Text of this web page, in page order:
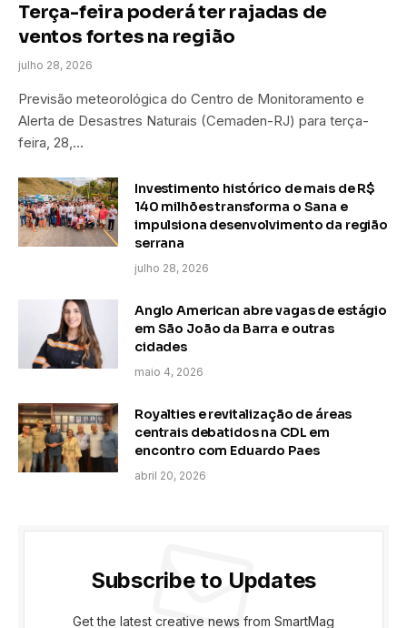
Terça-feira poderá ter rajadas de
ventos fortes na região
julho 28, 2026
Previsão meteorológica do Centro de Monitoramento e
Alerta de Desastres Naturais (Cemaden-RJ) para terça-
feira, 28,…
Investimento histórico de mais de R$
140 milhões transforma o Sana e
impulsiona desenvolvimento da região
serrana
julho 28, 2026
Anglo American abre vagas de estágio
em São João da Barra e outras
cidades
maio 4, 2026
Royalties e revitalização de áreas
centrais debatidos na CDL em
encontro com Eduardo Paes
abril 20, 2026
Subscribe to Updates
Get the latest creative news from SmartMag